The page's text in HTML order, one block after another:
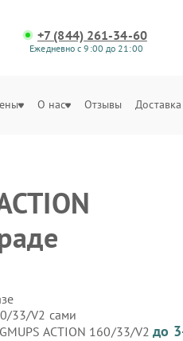
+7 (844) 261-34-60
Ежедневно с 9:00 до 21:00
О нас Отзывы Доставка
33/V2 сами
ACTION 160/33/V2до